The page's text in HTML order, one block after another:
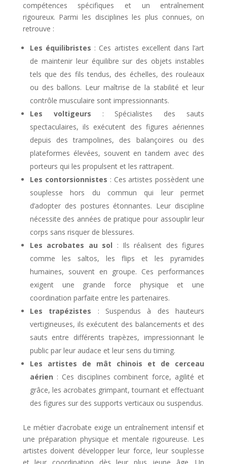
compétences spécifiques et un entraînement
rigoureux. Parmi les disciplines les plus connues, on
retrouve :
Les équilibristes : Ces artistes excellent dans l’art
de maintenir leur équilibre sur des objets instables
tels que des fils tendus, des échelles, des rouleaux
ou des ballons. Leur maîtrise de la stabilité et leur
contrôle musculaire sont impressionnants.
Les voltigeurs : Spécialistes des sauts
spectaculaires, ils exécutent des figures aériennes
depuis des trampolines, des balançoires ou des
plateformes élevées, souvent en tandem avec des
porteurs qui les propulsent et les rattrapent.
Les contorsionnistes : Ces artistes possèdent une
souplesse hors du commun qui leur permet
d’adopter des postures étonnantes. Leur discipline
nécessite des années de pratique pour assouplir leur
corps sans risquer de blessures.
Les acrobates au sol : Ils réalisent des figures
comme les saltos, les flips et les pyramides
humaines, souvent en groupe. Ces performances
exigent une grande force physique et une
coordination parfaite entre les partenaires.
Les trapézistes : Suspendus à des hauteurs
vertigineuses, ils exécutent des balancements et des
sauts entre différents trapèzes, impressionnant le
public par leur audace et leur sens du timing.
Les artistes de mât chinois et de cerceau
aérien : Ces disciplines combinent force, agilité et
grâce, les acrobates grimpant, tournant et effectuant
des figures sur des supports verticaux ou suspendus.
Le métier d’acrobate exige un entraînement intensif et
une préparation physique et mentale rigoureuse. Les
artistes doivent développer leur force, leur souplesse